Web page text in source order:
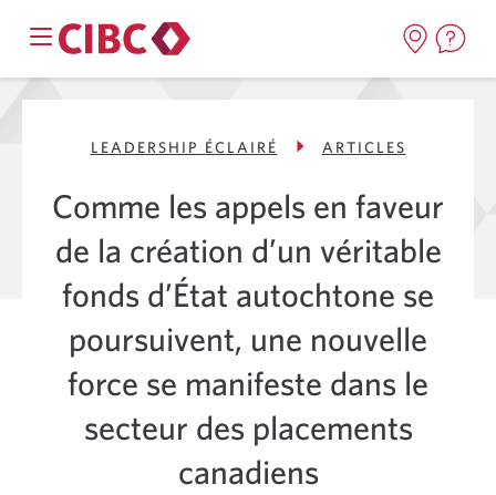
LEADERSHIP ÉCLAIRÉ ARTICLES
Comme les appels en faveur
de la création d’un véritable
fonds d’État autochtone se
poursuivent, une nouvelle
force se manifeste dans le
secteur des placements
canadiens